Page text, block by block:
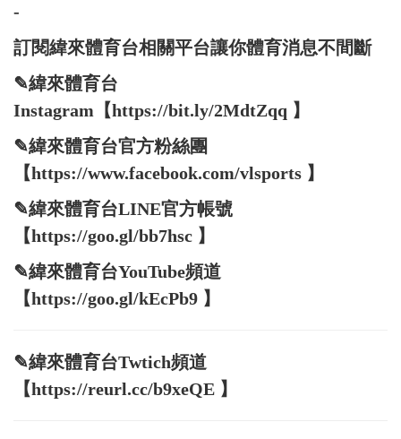
-
訂閱緯來體育台相關平台讓你體育消息不間斷
✎緯來體育台
Instagram【https://bit.ly/2MdtZqq 】
✎緯來體育台官方粉絲團
【https://www.facebook.com/vlsports 】
✎緯來體育台LINE官方帳號
【https://goo.gl/bb7hsc 】
✎緯來體育台YouTube頻道
【https://goo.gl/kEcPb9 】
✎緯來體育台Twtich頻道
【https://reurl.cc/b9xeQE 】